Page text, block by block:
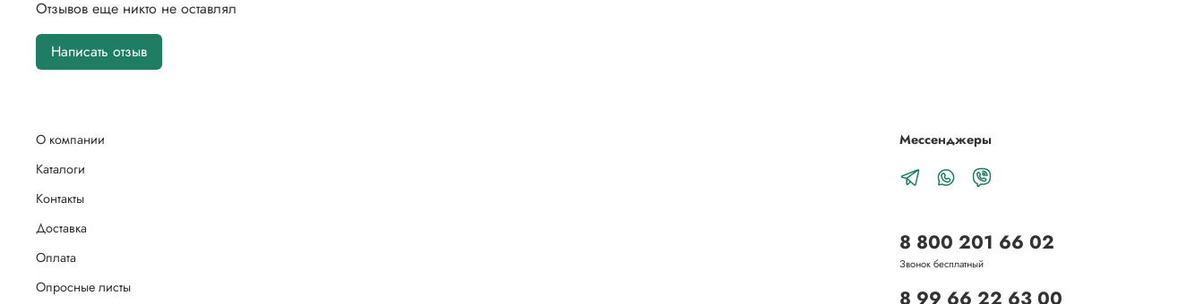
Отзывов еще никто не оставлял
Написать отзыв
О компании
Каталоги
Контакты
Доставка
Оплата
Опросные листы
Мессенджеры
8 800 201 66 02
Звонок бесплатный
8 99 66 22 63 00